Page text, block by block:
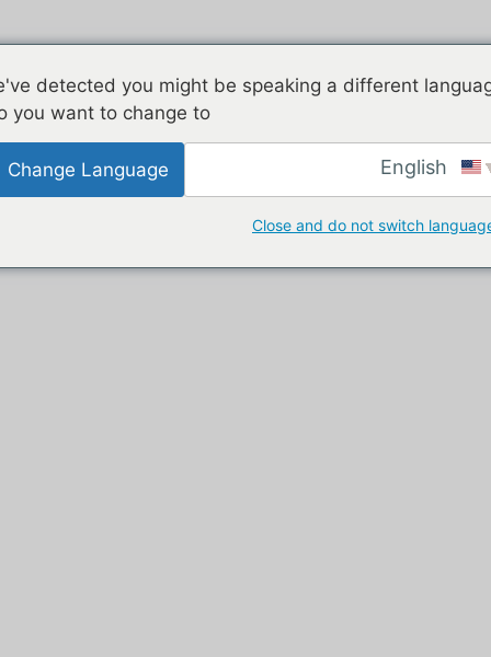
مجلفن طابقين عملاء
مالطا
detected you might be speaking a different
you want to change to:
Change Language
Close and do not switch